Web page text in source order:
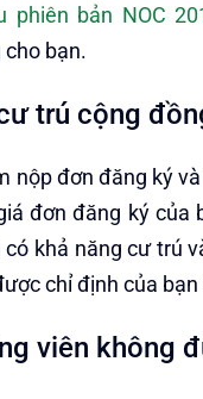
phiên bản NOC
cho bạn.
trú cộng
nộp đơn đăng ký
đơn đăng ký của
có khả năng cư trú
chỉ định của
viên không